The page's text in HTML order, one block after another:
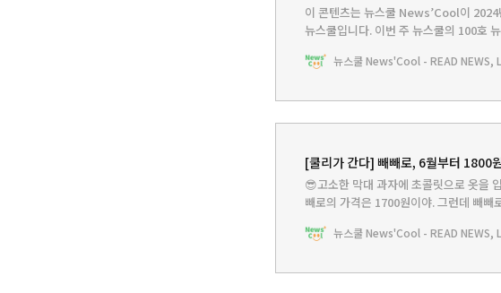
이 콘텐츠는 뉴스쿨 News’Cool이
뉴스쿨입니다.‌ 이번 주 뉴스쿨의 100호
내가 먹은 떡볶이•피자 위 치즈가 가짜라
뉴스쿨 News'Cool - READ NEWS,
[쿨리가 간다] 빼빼로, 6월부터 1800
😎고소한 막대 과자에 초콜릿으로 옷을
빼로의 가격은 1700원이야. 그런데 빼
싸진다고 해. 원래 롯데는 이 과자들의 가
드
뉴스쿨 News'Cool - READ NEWS,